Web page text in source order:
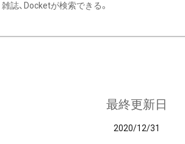
雑誌、Docketが検索できる。
最終更新日
2020/12/31